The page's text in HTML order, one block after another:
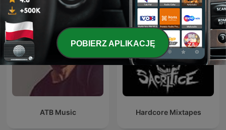
ATB Music Hardcore Mixtapes
POBIERZ APLIKACJĘ